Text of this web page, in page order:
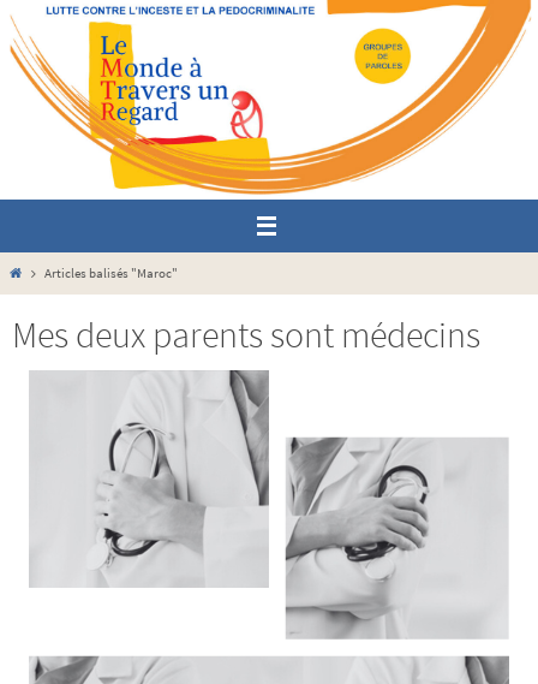
Passer
vers
contenu
HomeArticles balisés "Maroc"
Mes deux parents sont médecins